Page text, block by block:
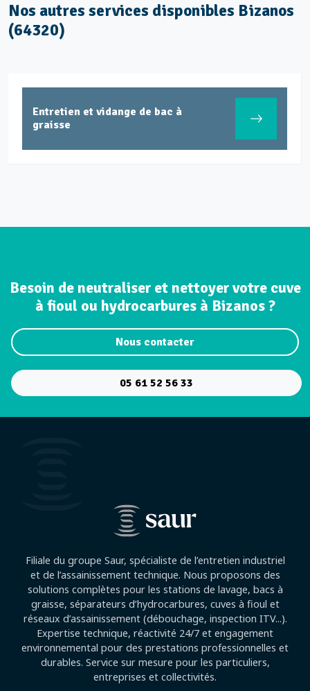
Nos autres services disponibles Bizanos
(64320)
Entretien et vidange de bac à
graisse
Besoin de neutraliser et nettoyer votre cuve
à fioul ou hydrocarbures à Bizanos ?
Nous contacter
05 61 52 56 33
Filiale du groupe Saur, spécialiste de l’entretien industriel
et de l’assainissement technique. Nous proposons des
solutions complètes pour les stations de lavage, bacs à
graisse, séparateurs d’hydrocarbures, cuves à fioul et
réseaux d’assainissement (débouchage, inspection ITV...).
Expertise technique, réactivité 24/7 et engagement
environnemental pour des prestations professionnelles et
durables. Service sur mesure pour les particuliers,
entreprises et collectivités.